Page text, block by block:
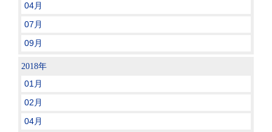
04月
07月
09月
2018年
01月
02月
04月